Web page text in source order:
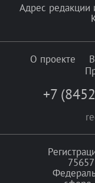
Адрес редакции
О проекте
+7